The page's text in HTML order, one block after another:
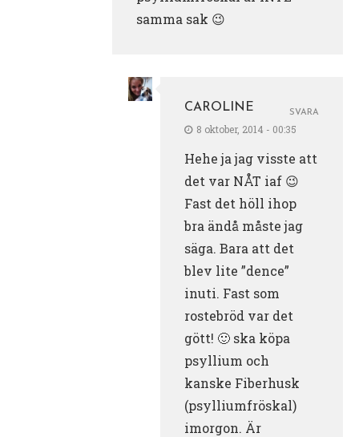
samma sak 😉
CAROLINE
8 oktober, 2014 - 00:35
Hehe ja jag visste att
det var NÅT iaf 😉
Fast det höll ihop
bra ändå måste jag
säga. Bara att det
blev lite ”dence”
inuti. Fast som
rostebröd var det
gött! 🙂 ska köpa
psyllium och
kanske Fiberhusk
(psylliumfröskal)
imorgon. Är
SVARA